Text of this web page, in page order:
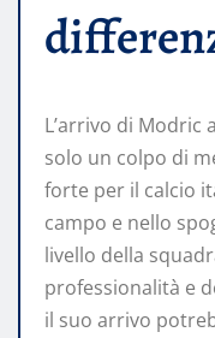
L’arrivo di Modric
solo un colpo di
forte per il calcio
campo e nello
livello della
professionalità e
il suo arrivo